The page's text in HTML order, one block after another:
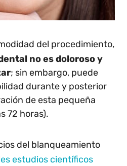
del procedimiento,
no es doloroso y
; sin embargo, puede
durante y posterior
de esta pequeña
72 horas).
del blanqueamiento
estudios científicos